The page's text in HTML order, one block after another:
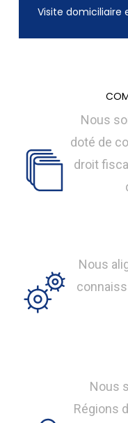
Visite domiciliaire
Nous
doté de
droit
Nous
Nous
Régions